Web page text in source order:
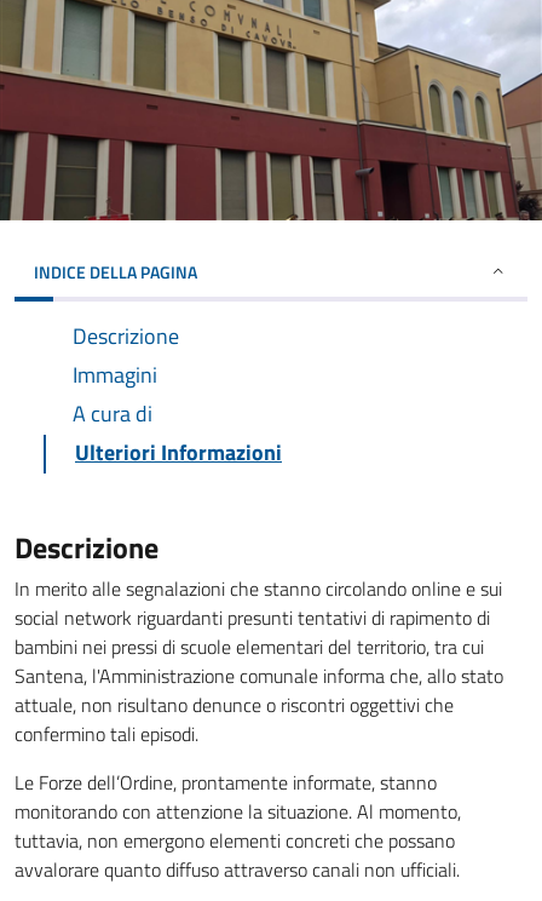
INDICE DELLA PAGINA
Descrizione
Immagini
A cura di
Ulteriori Informazioni
Descrizione
In merito alle segnalazioni che stanno circolando online e sui
social network riguardanti presunti tentativi di rapimento di
bambini nei pressi di scuole elementari del territorio, tra cui
Santena, l'Amministrazione comunale informa che, allo stato
attuale, non risultano denunce o riscontri oggettivi che
confermino tali episodi.
Le Forze dell’Ordine, prontamente informate, stanno
monitorando con attenzione la situazione. Al momento,
tuttavia, non emergono elementi concreti che possano
avvalorare quanto diffuso attraverso canali non ufficiali.